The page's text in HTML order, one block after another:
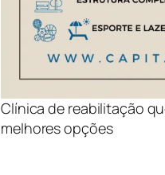
Clínica de reabilitação
melhores opções